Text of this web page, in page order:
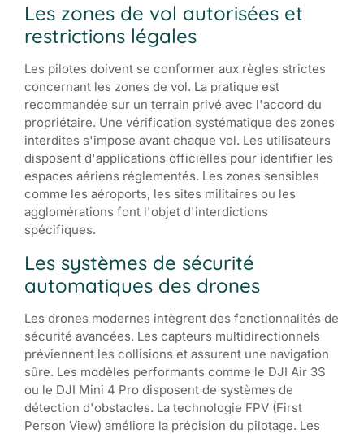
Les zones de vol autorisées et
restrictions légales
Les pilotes doivent se conformer aux règles strictes
concernant les zones de vol. La pratique est
recommandée sur un terrain privé avec l'accord du
propriétaire. Une vérification systématique des zones
interdites s'impose avant chaque vol. Les utilisateurs
disposent d'applications officielles pour identifier les
espaces aériens réglementés. Les zones sensibles
comme les aéroports, les sites militaires ou les
agglomérations font l'objet d'interdictions
spécifiques.
Les systèmes de sécurité
automatiques des drones
Les drones modernes intègrent des fonctionnalités de
sécurité avancées. Les capteurs multidirectionnels
préviennent les collisions et assurent une navigation
sûre. Les modèles performants comme le DJI Air 3S
ou le DJI Mini 4 Pro disposent de systèmes de
détection d'obstacles. La technologie FPV (First
Person View) améliore la précision du pilotage. Les